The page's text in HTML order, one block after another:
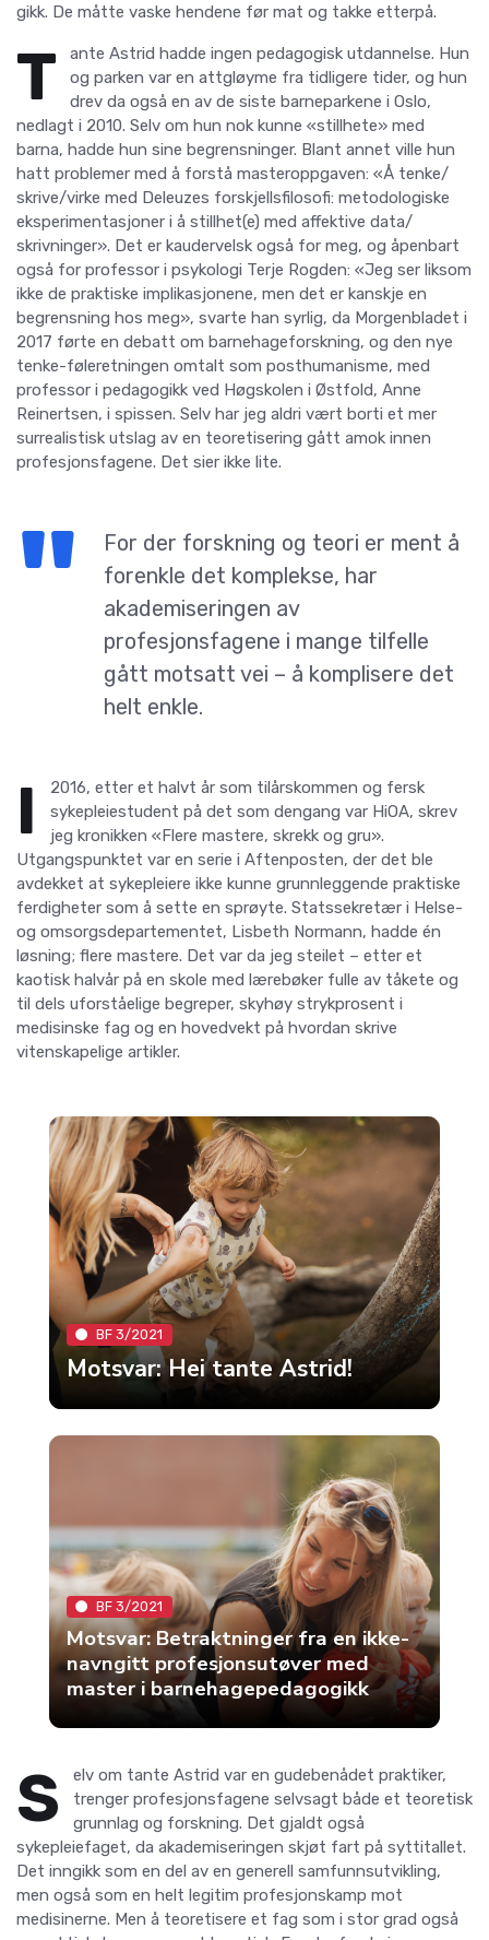
gikk. De måtte vaske hendene før mat og takke etterpå.
T
ante Astrid hadde ingen pedagogisk utdannelse. Hun
og parken var en attgløyme fra tidligere tider, og hun
drev da også en av de siste barneparkene i Oslo,
nedlagt i 2010. Selv om hun nok kunne «stillhete» med
barna, hadde hun sine begrensninger. Blant annet ville hun
hatt problemer med å forstå masteroppgaven: «Å tenke/
skrive/virke med Deleuzes forskjellsfilosofi: metodologiske
eksperimentasjoner i å stillhet(e) med affektive data/
skrivninger». Det er kaudervelsk også for meg, og åpenbart
også for professor i psykologi Terje Rogden: «Jeg ser liksom
ikke de praktiske implikasjonene, men det er kanskje en
begrensning hos meg», svarte han syrlig, da Morgenbladet i
2017 førte en debatt om barnehageforskning, og den nye
tenke-føleretningen omtalt som posthumanisme, med
professor i pedagogikk ved Høgskolen i Østfold, Anne
Reinertsen, i spissen. Selv har jeg aldri vært borti et mer
surrealistisk utslag av en teoretisering gått amok innen
profesjonsfagene. Det sier ikke lite.
For der forskning og teori er ment å
forenkle det komplekse, har
akademiseringen av
profesjonsfagene i mange tilfelle
gått motsatt vei – å komplisere det
helt enkle.
I
2016, etter et halvt år som tilårskommen og fersk
sykepleiestudent på det som dengang var HiOA, skrev
jeg kronikken «Flere mastere, skrekk og gru».
Utgangspunktet var en serie i Aftenposten, der det ble
avdekket at sykepleiere ikke kunne grunnleggende praktiske
ferdigheter som å sette en sprøyte. Statssekretær i Helse-
og omsorgsdepartementet, Lisbeth Normann, hadde én
løsning; flere mastere. Det var da jeg steilet – etter et
kaotisk halvår på en skole med lærebøker fulle av tåkete og
til dels uforståelige begreper, skyhøy strykprosent i
medisinske fag og en hovedvekt på hvordan skrive
vitenskapelige artikler.
BF 3/2021
Motsvar: Hei tante Astrid!
BF 3/2021
Motsvar: Betraktninger fra en ikke-
navngitt profesjonsutøver med
master i barnehagepedagogikk
S
elv om tante Astrid var en gudebenådet praktiker,
trenger profesjonsfagene selvsagt både et teoretisk
grunnlag og forskning. Det gjaldt også
sykepleiefaget, da akademiseringen skjøt fart på syttitallet.
Det inngikk som en del av en generell samfunnsutvikling,
men også som en helt legitim profesjonskamp mot
medisinerne. Men å teoretisere et fag som i stor grad også